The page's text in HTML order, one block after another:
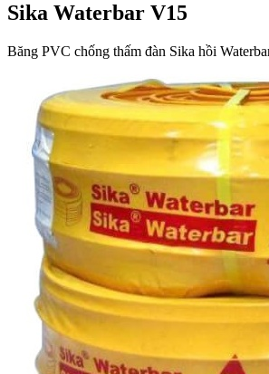
Sika Waterbar V15
Băng PVC chống thấm đàn Sika hồi